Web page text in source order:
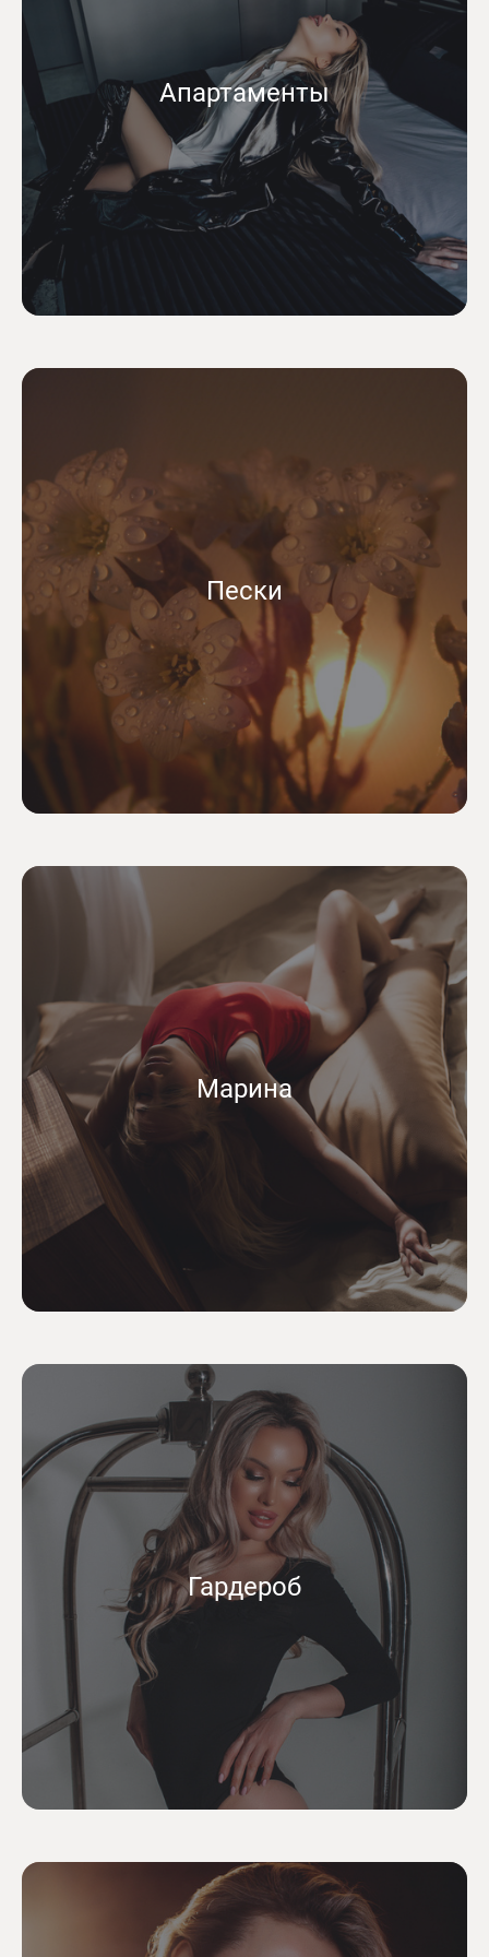
Апартаменты
Пески
Марина
Гардероб